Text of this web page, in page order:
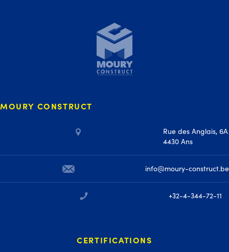
MOURY CONSTRUCT
Rue des Anglais, 6A
4430 Ans
info@moury-construct.be
+32-4-344-72-11
CERTIFICATIONS